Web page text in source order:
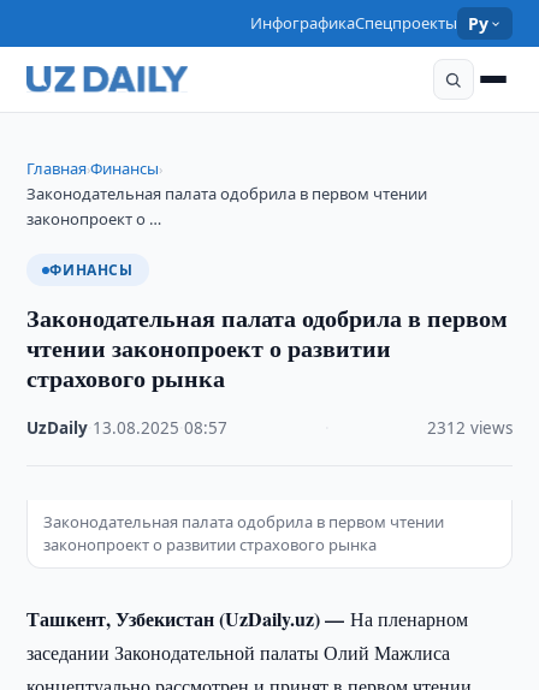
ИнфографикаСпецпроекты Ру
Главная›Финансы›
​​​​​​​Законодательная палата одобрила в первом чтении
законопроект о …
ФИНАНСЫ
​​​​​​​Законодательная палата одобрила в первом
чтении законопроект о развитии
страхового рынка
UzDaily 13.08.2025 ·08:57 2312 views
Законодательная палата одобрила в первом чтении
законопроект о развитии страхового рынка
Ташкент, Узбекистан (UzDaily.uz) —На пленарном
заседании Законодательной палаты Олий Мажлиса